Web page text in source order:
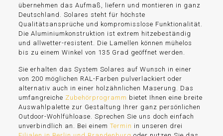
übernehmen das Aufmaß, liefern und montieren in ganz
Deutschland. Solares steht für höchste
Qualitätsansprüche und kompromisslose Funktionalität.
Die Aluminiumkonstruktion ist extrem hitzebeständig
und allwetter-resistent. Die Lamellen können mühelos
bis zu einem Winkel von 135 Grad geöffnet werden.
Sie erhalten das System Solares auf Wunsch in einer
von 200 möglichen RAL-Farben pulverlackiert oder
alternativ auch in einer holzähnlichen Maserung. Das
umfangreiche Zubehörprogramm bietet Ihnen eine breite
Auswahlpalette zur Gestaltung Ihrer ganz persönlichen
Outdoor-Wohlfühloase. Sprechen Sie uns doch einfach
unverbindlich an. Bei einem Termin in unseren drei